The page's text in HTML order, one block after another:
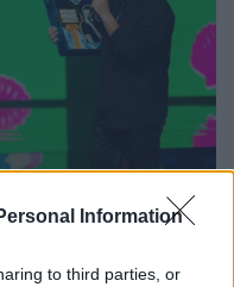
Information
to third parties, or